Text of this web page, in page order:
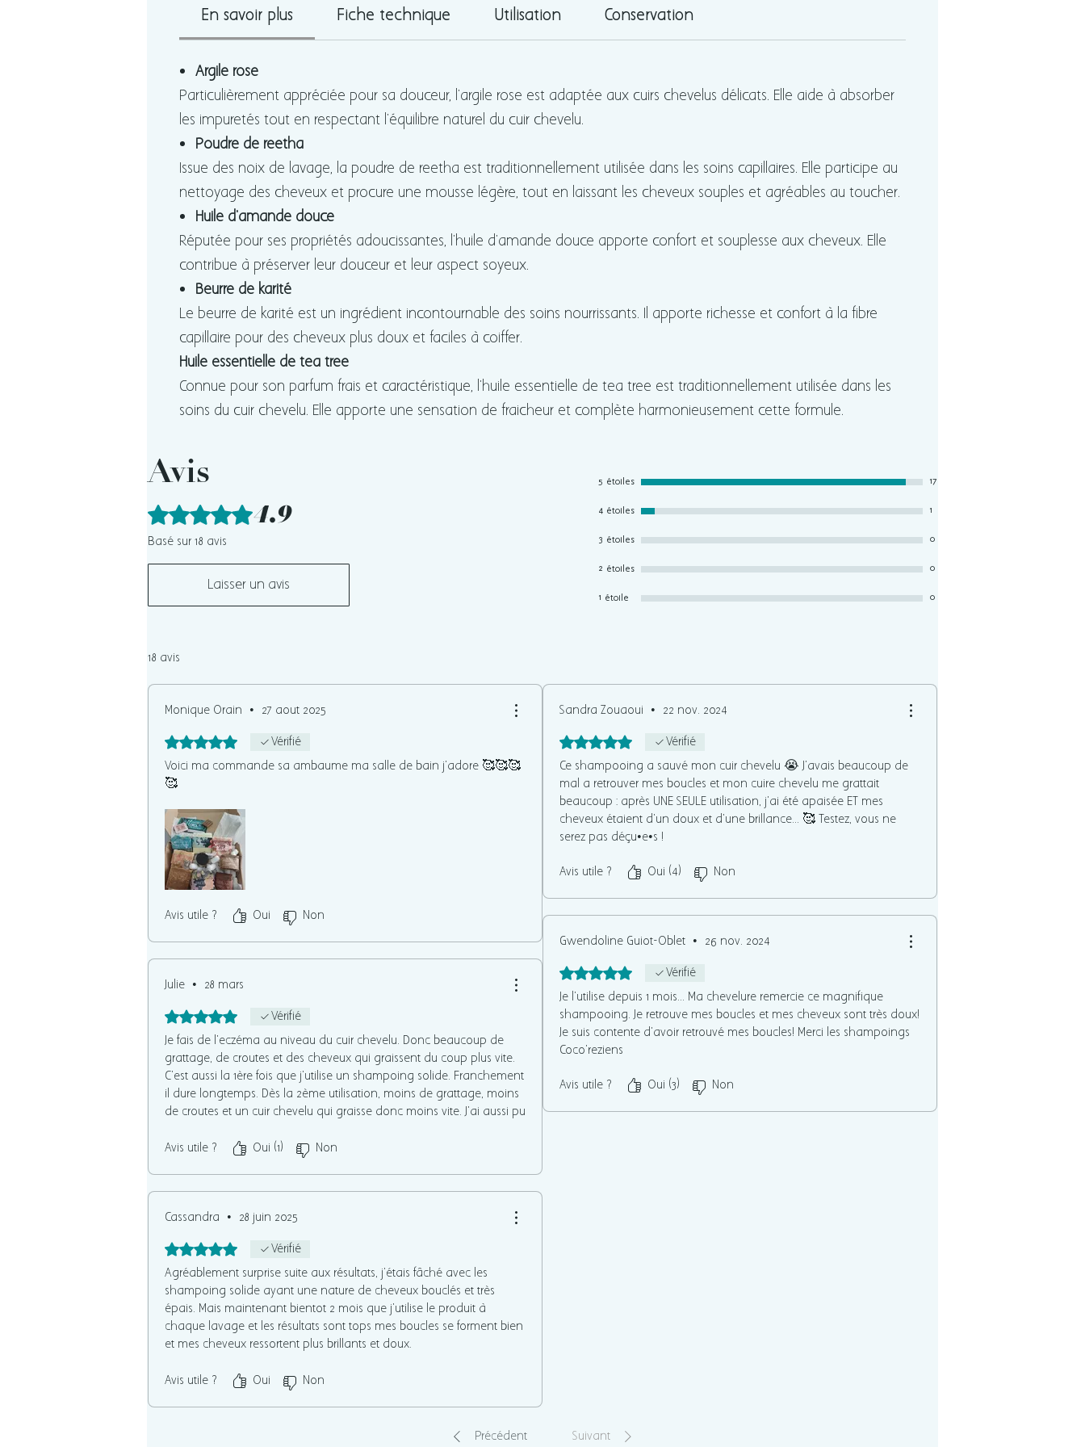
capillaire. L’huile essentielle de tea
Facile à utiliser et économique, ce
capillaire plus responsable.
En savoir plus Fiche technique Utilisation Conservation
Argile rose
Particulièrement appréciée pour sa douceur, l’argile rose est adaptée aux cuirs chevelus délicats. Elle aide à absorber
les impuretés tout en respectant l’équilibre naturel du cuir chevelu.
Poudre de reetha
Issue des noix de lavage, la poudre de reetha est traditionnellement utilisée dans les soins capillaires. Elle participe au
nettoyage des cheveux et procure une mousse légère, tout en laissant les cheveux souples et agréables au toucher.
Huile d'amande douce
Réputée pour ses propriétés adoucissantes, l’huile d’amande douce apporte confort et souplesse aux cheveux. Elle
contribue à préserver leur douceur et leur aspect soyeux.
Beurre de karité
Le beurre de karité est un ingrédient incontournable des soins nourrissants. Il apporte richesse et confort à la fibre
capillaire pour des cheveux plus doux et faciles à coiffer.
Huile essentielle de tea tree
Connue pour son parfum frais et caractéristique, l’huile essentielle de tea tree est traditionnellement utilisée dans les
soins du cuir chevelu. Elle apporte une sensation de fraîcheur et complète harmonieusement cette formule.
Avis
Noté 4,9 sur 5. 4.9
Basé sur 18 avis
Laisser un avis
5 étoiles 17
4 étoiles 1
3 étoiles 0
2 étoiles 0
1 étoile 0
18 avis
Monique Orain • 27 août 2025
Noté 5 sur 5.
Vérifié
Voici ma commande sa ambaume ma salle de bain j'adore 🥰🥰🥰
🥰
Avis utile ? Oui Non
Julie • 28 mars
Noté 5 sur 5.
Vérifié
Je fais de l'eczéma au niveau du cuir chevelu. Donc beaucoup de
grattage, de croûtes et des cheveux qui graissent du coup plus vite.
C'est aussi la 1ère fois que j'utilise un shampoing solide. Franchement
il dure longtemps. Dès la 2ème utilisation, moins de grattage, moins
de croûtes et un cuir chevelu qui graisse donc moins vite. J'ai aussi pu
est parfait. Merci !
Avis utile ? Oui (1) Non
Cassandra • 28 juin 2025
Noté 5 sur 5.
Vérifié
Agréablement surprise suite aux résultats, j'étais fâché avec les
shampoing solide ayant une nature de cheveux bouclés et très
épais. Mais maintenant bientôt 2 mois que j'utilise le produit à
chaque lavage et les résultats sont tops mes boucles se forment bien
et mes cheveux ressortent plus brillants et doux.
Avis utile ?
Oui Non
Sandra Zouaoui • 22 nov. 2024
Noté 5 sur 5.
Vérifié
Ce shampooing a sauvé mon cuir chevelu 😭 J'avais beaucoup de
mal a retrouver mes boucles et mon cuire chevelu me grattait
beaucoup : après UNE SEULE utilisation, j'ai été apaisée ET mes
cheveux étaient d'un doux et d'une brillance... 🥰 Testez, vous ne
serez pas déçu•e•s !
Avis utile ? Oui (4) Non
Gwendoline Guiot-Oblet • 26 nov. 2024
Noté 5 sur 5.
Vérifié
Je l'utilise depuis 1 mois... Ma chevelure remercie ce magnifique
shampooing. Je retrouve mes boucles et mes cheveux sont très doux!
Je suis contente d'avoir retrouvé mes boucles! Merci les shampoings
Coco'reziens
Avis utile ? Oui (3) Non
Précédent Suivant